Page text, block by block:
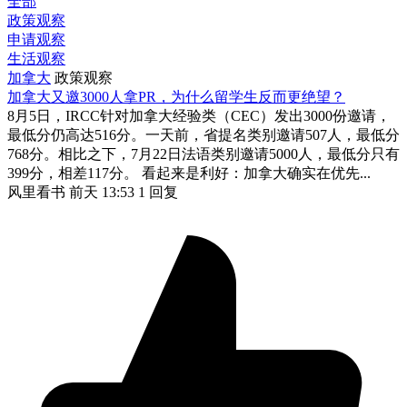
政策观察
申请观察
生活观察
加拿大 政策观察
加拿大又邀3000人拿PR，为什么留学生反而更绝望？
8月5日，IRCC针对加拿大经验类（CEC）发出3000份邀请，
最低分仍高达516分。一天前，省提名类别邀请507人，最低分
768分。相比之下，7月22日法语类别邀请5000人，最低分只有
399分，相差117分。 看起来是利好：加拿大确实在优先...
风里看书 前天 13:53 1 回复